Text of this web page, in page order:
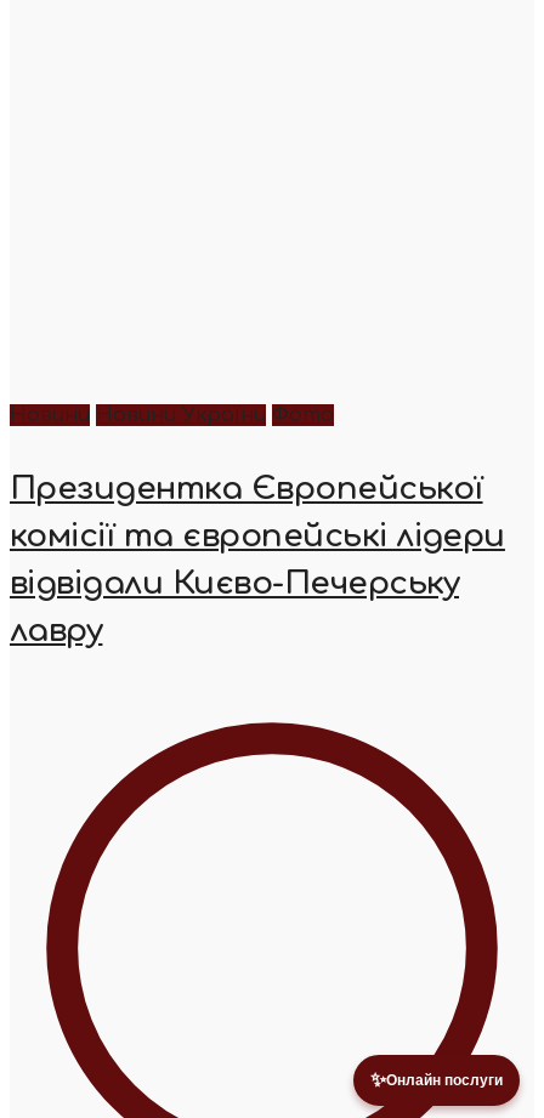
✨Онлайн послуги
Новини Новини України Фото
Президентка Європейської
комісії та європейські лідери
відвідали Києво-Печерську
лавру